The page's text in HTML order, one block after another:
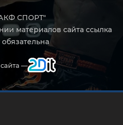
СПОРТ"
материалов сайта ссылка
обязательна
—